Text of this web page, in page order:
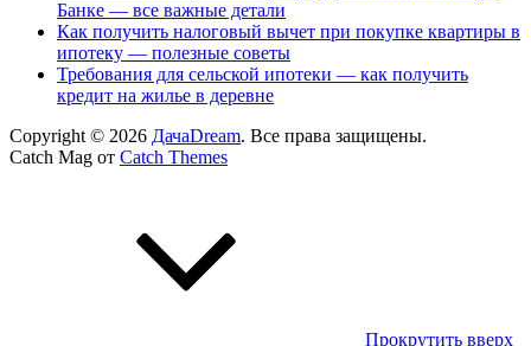
Банке — все важные детали
Как получить налоговый вычет при покупке квартиры в
ипотеку — полезные советы
Требования для сельской ипотеки — как получить
кредит на жилье в деревне
Copyright © 2026 ДачаDream. Все права защищены.
Catch Mag от Catch Themes
Прокрутить вверх